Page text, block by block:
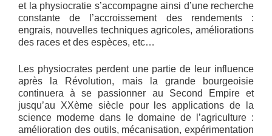
et la physiocratie s’accompagne ainsi d’une recherche
constante de l’accroissement des rendements :
engrais, nouvelles techniques agricoles, améliorations
des races et des espèces, etc…
Les physiocrates perdent une partie de leur influence
après la Révolution, mais la grande bourgeoisie
continuera à se passionner au Second Empire et
jusqu’au XXème siècle pour les applications de la
science moderne dans le domaine de l’agriculture :
amélioration des outils, mécanisation, expérimentation